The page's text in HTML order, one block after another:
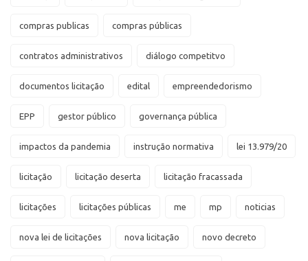
compras publicas compras públicas
contratos administrativos diálogo competitvo
documentos licitação edital empreendedorismo
EPP gestor público governança pública
impactos da pandemia instrução normativa lei 13.979/20
licitação licitação deserta licitação fracassada
licitações licitações públicas me mp noticias
nova lei de licitações nova licitação novo decreto